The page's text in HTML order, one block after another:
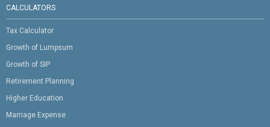
CALCULATORS
Tax Calculator
Growth of Lumpsum
Growth of SIP
Retirement Planning
Higher Education
Marriage Expense